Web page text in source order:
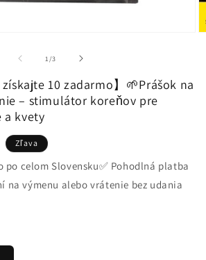
1/z3
10 zadarmo】🌱Prášok na
– stimulátor koreňov pre
a kvety
Zľava
po celom Slovensku✅ Pohodlná platba
na výmenu alebo vrátenie bez udania